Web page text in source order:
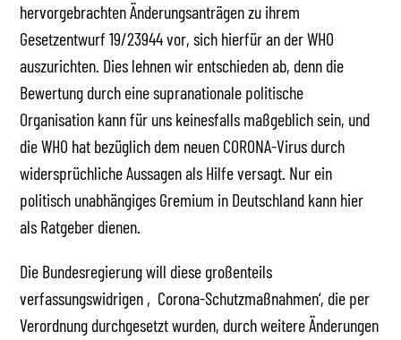
hervorgebrachten Änderungsanträgen zu ihrem
Gesetzentwurf 19/23944 vor, sich hierfür an der WHO
auszurichten. Dies lehnen wir entschieden ab, denn die
Bewertung durch eine supranationale politische
Organisation kann für uns keinesfalls maßgeblich sein, und
die WHO hat bezüglich dem neuen CORONA-Virus durch
widersprüchliche Aussagen als Hilfe versagt. Nur ein
politisch unabhängiges Gremium in Deutschland kann hier
als Ratgeber dienen.
Die Bundesregierung will diese großenteils
verfassungswidrigen ‚Corona-Schutzmaßnahmen‘, die per
Verordnung durchgesetzt wurden, durch weitere Änderungen